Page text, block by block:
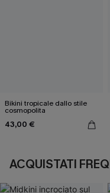
Bikini tropicale dallo stile
cosmopolita
43,00 €
ACQUISTATI